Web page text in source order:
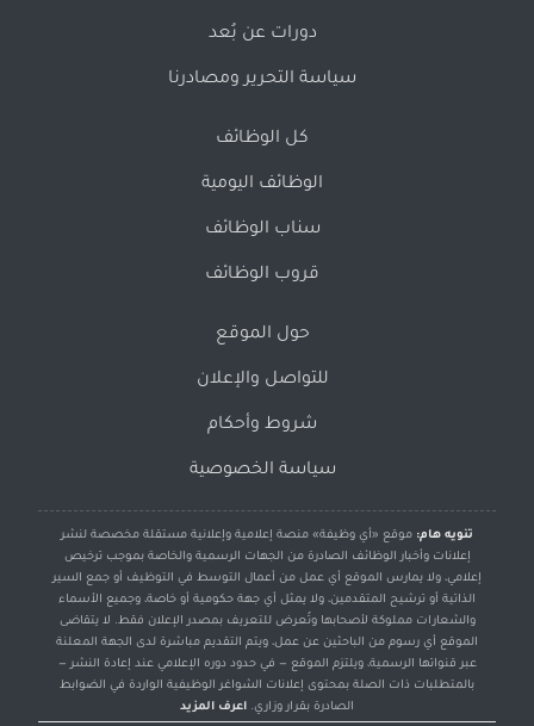
دورات عن بُعد
سياسة التحرير ومصادرنا
كل الوظائف
الوظائف اليومية
سناب الوظائف
قروب الوظائف
حول الموقع
للتواصل والإعلان
شروط وأحكام
سياسة الخصوصية
تنويه هام: موقع «أي وظيفة» منصة إعلامية وإعلانية مستقلة مخصصة لنشر
إعلانات وأخبار الوظائف الصادرة من الجهات الرسمية والخاصة بموجب ترخيص
إعلامي، ولا يمارس الموقع أي عمل من أعمال التوسط في التوظيف أو جمع السير
الذاتية أو ترشيح المتقدمين، ولا يمثل أي جهة حكومية أو خاصة، وجميع الأسماء
والشعارات مملوكة لأصحابها وتُعرض للتعريف بمصدر الإعلان فقط. لا يتقاضى
الموقع أي رسوم من الباحثين عن عمل، ويتم التقديم مباشرة لدى الجهة المعلنة
عبر قنواتها الرسمية، ويلتزم الموقع — في حدود دوره الإعلامي عند إعادة النشر —
بالمتطلبات ذات الصلة بمحتوى إعلانات الشواغر الوظيفية الواردة في الضوابط
الصادرة بقرار وزاري. اعرف المزيد